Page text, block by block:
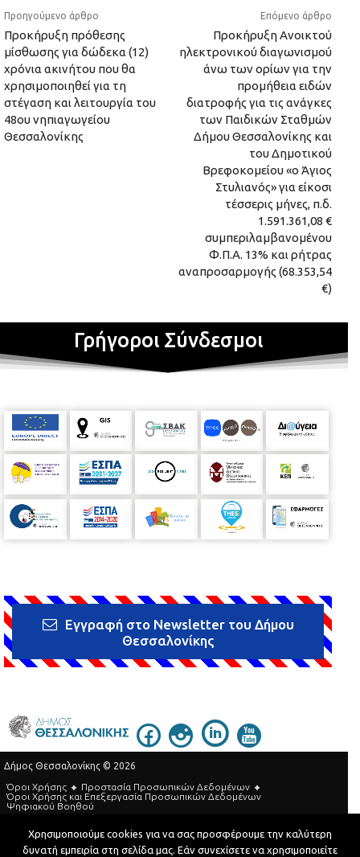
Προηγούμενο άρθρο
Προκήρυξη πρόθεσης
μίσθωσης για δώδεκα (12)
χρόνια ακινήτου που θα
χρησιμοποιηθεί για τη
στέγαση και λειτουργία του
48ου νηπιαγωγείου
Θεσσαλονίκης
Επόμενο άρθρο
Προκήρυξη Ανοικτού
ηλεκτρονικού διαγωνισμού
άνω των ορίων για την
προμήθεια ειδών
διατροφής για τις ανάγκες
των Παιδικών Σταθμών
Δήμου Θεσσαλονίκης και
του Δημοτικού
Βρεφοκομείου «ο Άγιος
Στυλιανός» για είκοσι
τέσσερις μήνες, π.δ.
1.591.361,08 €
συμπεριλαμβανομένου
Φ.Π.Α. 13% και ρήτρας
αναπροσαρμογής (68.353,54
€)
Γρήγοροι Σύνδεσμοι
Εγγραφή στο Newsletter του Δήμου
Θεσσαλονίκης
Δήμος Θεσσαλονίκης © 2026
Όροι Χρήσης
Προστασία Προσωπικών Δεδομένων
Όροι Xρήσης και Eπεξεργασία Προσωπικών Δεδομένων
Ψηφιακού Βοηθού
Τηλεφωνικός Κατάλογος
Χρησιμοποιούμε cookies για να σας προσφέρουμε την καλύτερη
δυνατή εμπειρία στη σελίδα μας. Εάν συνεχίσετε να χρησιμοποιείτε